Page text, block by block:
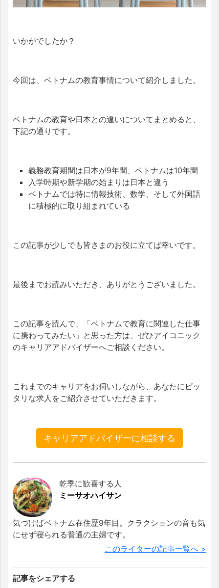
いかがでしたか？
今回は、ベトナムの教育事情について紹介しました。
ベトナムの教育や日本との違いについてまとめると、
下記の通りです。
義務教育期間は日本が9年間、ベトナムは10年間
入学時期や新学期の始まりは日本と違う
ベトナムでは特に情報技術、数学、そして外国語
に積極的に取り組まれている
この記事が少しでも皆さまのお役に立てば幸いです。
最後までお読みいただき、ありがとうございました。
この記事を読んで、「ベトナムで教育に関連した仕事
に携わってみたい」と思った方は、ぜひアイコニック
のキャリアアドバイザーへご相談ください。
これまでのキャリアをお伺いしながら、あなたにピッ
タリな求人をご紹介させていただきます。
キャリアアドバイザーに相談する
乾季に歓喜する人
ミーサオハイサン
気づけばベトナム在住歴9年目。クラクションの音も気
にせず寝られる普通の主婦です。
このライターの記事一覧へ >
記事をシェアする